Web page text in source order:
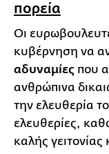
πορεία
Οι
κυβέρνηση να
αδυναμίες που
ανθρώπινα
την ελευθερία
ελευθερίες,
καλής γειτονίας